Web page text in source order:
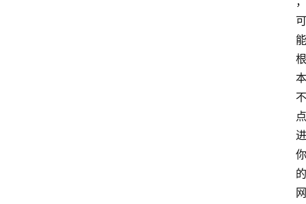
可
能
根
本
不
点
进
你
的
网